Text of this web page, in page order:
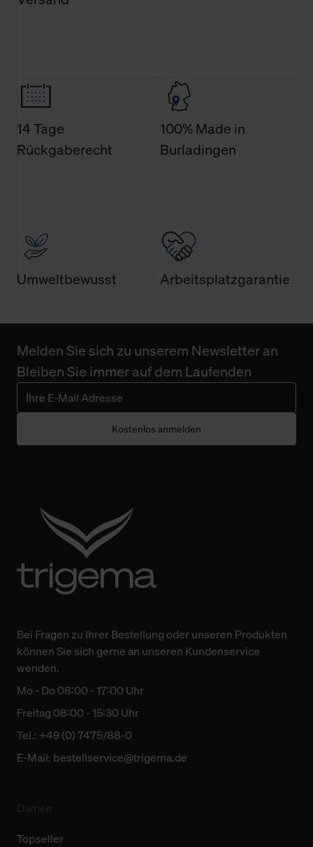
finden Sie in unserer Datenschutzerklärung.
14 Tage
Rückgaberecht
100% Made in
Burladingen
Umweltbewusst Arbeitsplatzgarantie
Melden Sie sich zu unserem Newsletter an
Bleiben Sie immer auf dem Laufenden
Kostenlos anmelden
Bei Fragen zu Ihrer Bestellung oder unseren Produkten
können Sie sich gerne an unseren Kundenservice
wenden.
Mo - Do 08:00 - 17:00 Uhr
Freitag 08:00 - 15:30 Uhr
Tel.: +49 (0) 7475/88-0
E-Mail: bestellservice@trigema.de
Topseller